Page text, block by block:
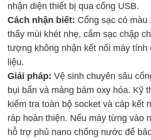
nhận diện thiết bị qua cổng USB.
Cách nhận biết: Cổng sạc có màu
thấy mùi khét nhẹ, cắm sạc chập
tượng không nhận kết nối máy tính
liệu.
Giải pháp: Vệ sinh chuyên sâu
bụi bẩn và mảng bám oxy hóa. Kỹ
kiểm tra toàn bộ socket và cáp kết
ráp hoàn thiện. Nếu máy từng vào
hỗ trợ phủ nano chống nước để